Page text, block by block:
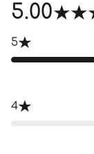
5.00
5
4